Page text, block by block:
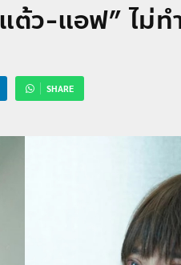
ต้ว-แอฟ” ไม่ท
SHARE